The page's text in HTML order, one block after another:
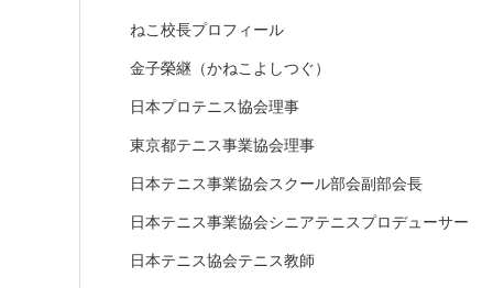
ねこ校長プロフィール
金子榮継（かねこよしつぐ）
日本プロテニス協会理事
東京都テニス事業協会理事
日本テニス事業協会スクール部会副部会長
日本テニス事業協会シニアテニスプロデューサー
日本テニス協会テニス教師